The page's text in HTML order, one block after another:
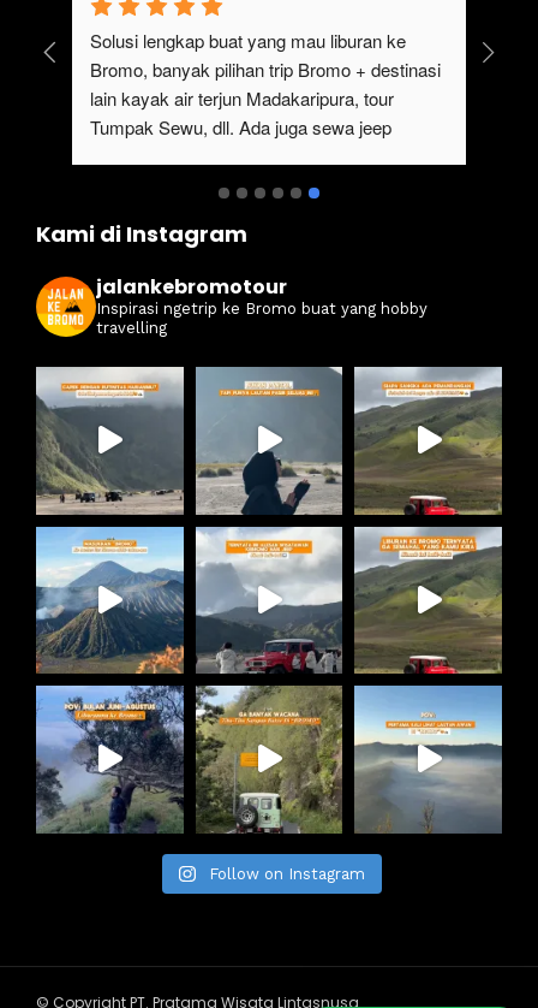
Solusi lengkap buat yang mau liburan ke
Bromo, banyak pilihan trip Bromo + destinasi
lain kayak air terjun Madakaripura, tour
Tumpak Sewu, dll. Ada juga sewa jeep
Kami di Instagram
jalankebromotour
Inspirasi ngetrip ke Bromo buat yang hobby
travelling
Follow on Instagram
© Copyright PT. Pratama Wisata Lintasnusa